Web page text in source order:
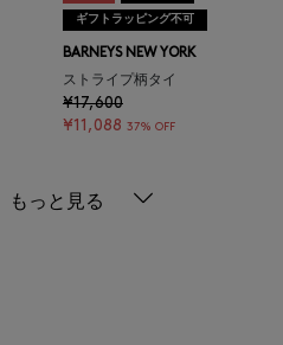
ギフトラッピング不可
BARNEYS NEW YORK
ストライプ柄タイ
¥17,600
¥11,088 37% OFF
もっと見る